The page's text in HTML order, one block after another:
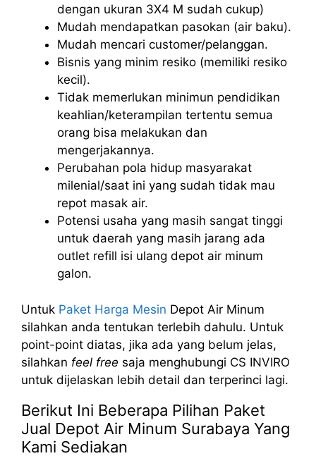
dengan ukuran 3X4 M sudah cukup)
Mudah mendapatkan pasokan (air baku).
Mudah mencari customer/pelanggan.
Bisnis yang minim resiko (memiliki resiko
kecil).
Tidak memerlukan minimun pendidikan
keahlian/keterampilan tertentu semua
orang bisa melakukan dan
mengerjakannya.
Perubahan pola hidup masyarakat
milenial/saat ini yang sudah tidak mau
repot masak air.
Potensi usaha yang masih sangat tinggi
untuk daerah yang masih jarang ada
outlet refill isi ulang depot air minum
galon.
Untuk Paket Harga Mesin Depot Air Minum
silahkan anda tentukan terlebih dahulu. Untuk
point-point diatas, jika ada yang belum jelas,
silahkan feel free saja menghubungi CS INVIRO
untuk dijelaskan lebih detail dan terperinci lagi.
Berikut Ini Beberapa Pilihan Paket
Jual Depot Air Minum Surabaya Yang
Kami Sediakan